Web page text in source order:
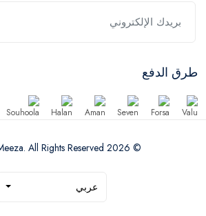
طرق الدفع
© 2026 Kza Meeza. All Rights Reserved
عربي